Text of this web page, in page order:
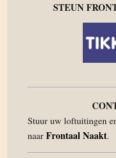
STEUN
Stuur uw loftuitingen
naar Frontaal Naakt.